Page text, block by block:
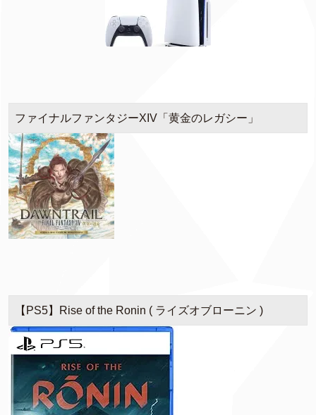
ファイナルファンタジーXIV「黄金のレガシー」
【PS5】Rise of the Ronin ( ライズオブローニン )